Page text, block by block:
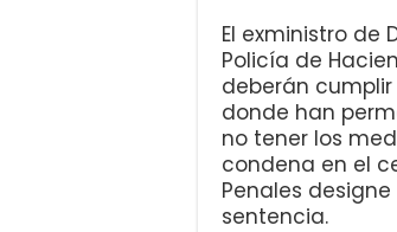
El exministro de
Policía de
deberán cumplir
donde han
no tener los
condena en el
Penales
sentencia.